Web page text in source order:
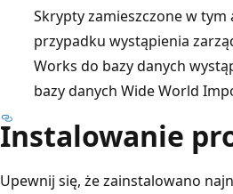
Skrypty zamieszczone w
przypadku wystąpienia
Works do bazy danych
bazy danych Wide World
Instalowanie
Upewnij się, że zainstalowano